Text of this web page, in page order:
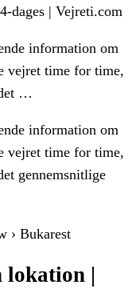
dages | Vejreti.com
information om
vejret time for time,
…
information om
vejret time for time,
gennemsnitlige
› Bukarest
lokation |